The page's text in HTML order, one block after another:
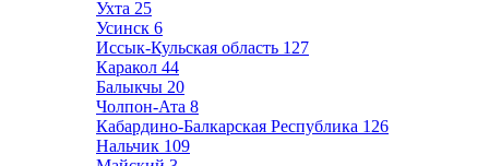
Ухта 25
Усинск 6
Иссык-Кульская область 127
Каракол 44
Балыкчы 20
Чолпон-Ата 8
Кабардино-Балкарская Республика 126
Нальчик 109